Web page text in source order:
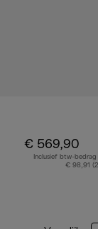
€ 569,90
Inclusief btw-bedrag
€ 98,91